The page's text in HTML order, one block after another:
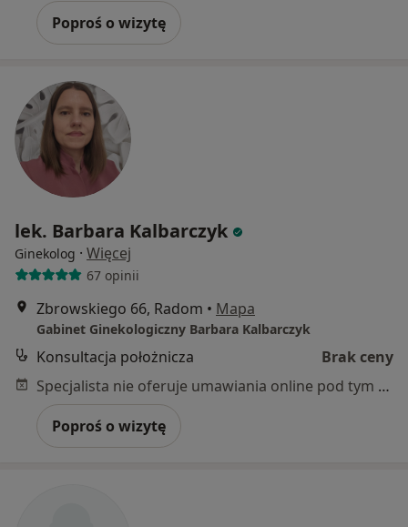
Poproś o wizytę
lek. Barbara Kalbarczyk
Ginekolog · Więcej
67 opinii
Zbrowskiego 66, Radom • Mapa
Gabinet Ginekologiczny Barbara Kalbarczyk
Konsultacja położnicza
Brak ceny
Specjalista nie oferuje umawiania online pod tym adresem.
Poproś o wizytę